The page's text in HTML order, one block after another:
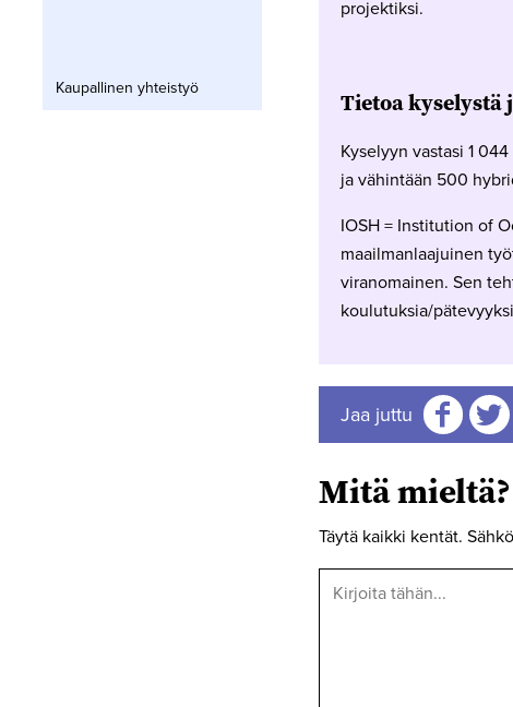
projektiksi.
Tietoa kyselystä
Kyselyyn vastasi 1
ja vähintään 500
IOSH = Institution of
maailmanlaajuinen
viranomainen. Sen
koulutuksia/
Jaa juttu
JaaJaa
Mitä
Täytä kaikki kentät.
Kaupallinen yhteistyö